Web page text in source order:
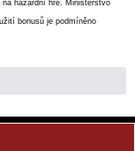
hazardní hře. Ministerstvo
bonusů je podmíněno